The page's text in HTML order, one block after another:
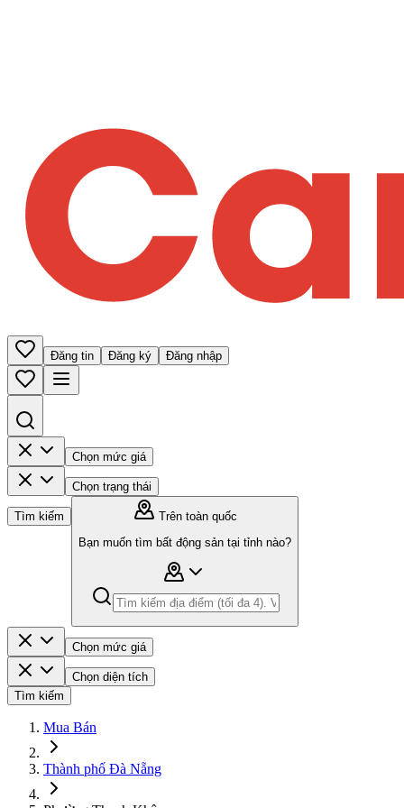
Đăng tin Đăng ký Đăng nhập
Chọn mức giá
Chọn trạng thái
Tìm kiếm
Trên toàn quốc
Bạn muốn tìm bất động sản tại tỉnh nào?
Chọn mức giá
Chọn diện tích
Tìm kiếm
Mua Bán
Thành phố Đà Nẵng